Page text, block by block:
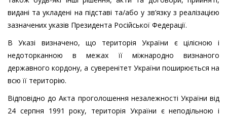
видані та укладені на підставі та/або у зв’язку з реалізацією
зазначених указів Президента Російської Федерації.
В Указі визначено, що територія України є цілісною і
недоторканною в межах її міжнародно визнаного
державного кордону, а суверенітет України поширюється на
всю її територію.
Відповідно до Акта проголошення незалежності України від
24 серпня 1991 року, територія України є неподільною і